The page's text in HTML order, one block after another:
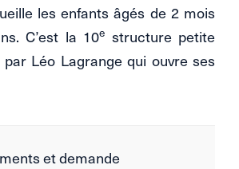
les enfants âgés de 2 mois
C’est la 10e structure petite
Léo Lagrange qui ouvre ses
et demande